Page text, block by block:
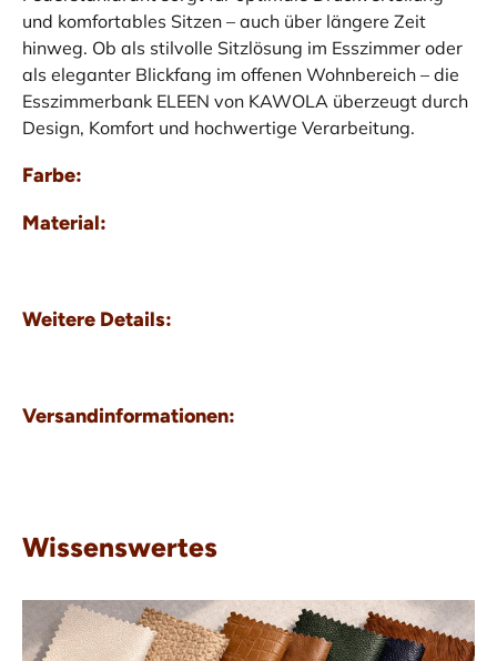
und komfortables Sitzen – auch über längere Zeit
hinweg. Ob als stilvolle Sitzlösung im Esszimmer oder
als eleganter Blickfang im offenen Wohnbereich – die
Esszimmerbank ELEEN von KAWOLA überzeugt durch
Design, Komfort und hochwertige Verarbeitung.
Farbe:
Material:
Weitere Details:
Versandinformationen:
Wissenswertes